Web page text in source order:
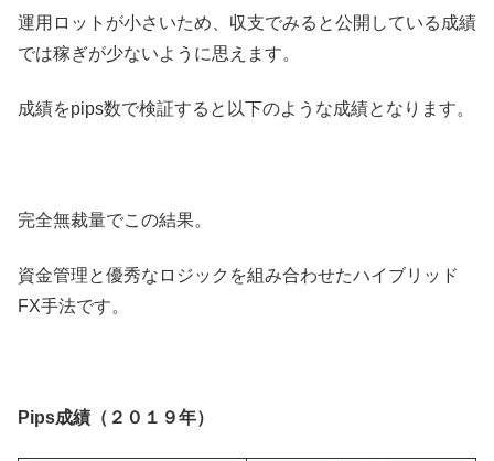
運用ロットが小さいため、収支でみると公開している成績
では稼ぎが少ないように思えます。
成績をpips数で検証すると以下のような成績となります。
完全無裁量でこの結果。
資金管理と優秀なロジックを組み合わせたハイブリッド
FX手法です。
Pips成績（２０１９年）